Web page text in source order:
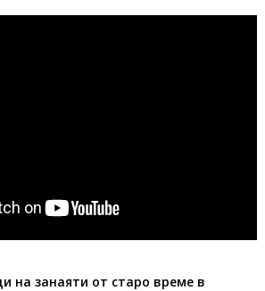
на занаяти от старо време в